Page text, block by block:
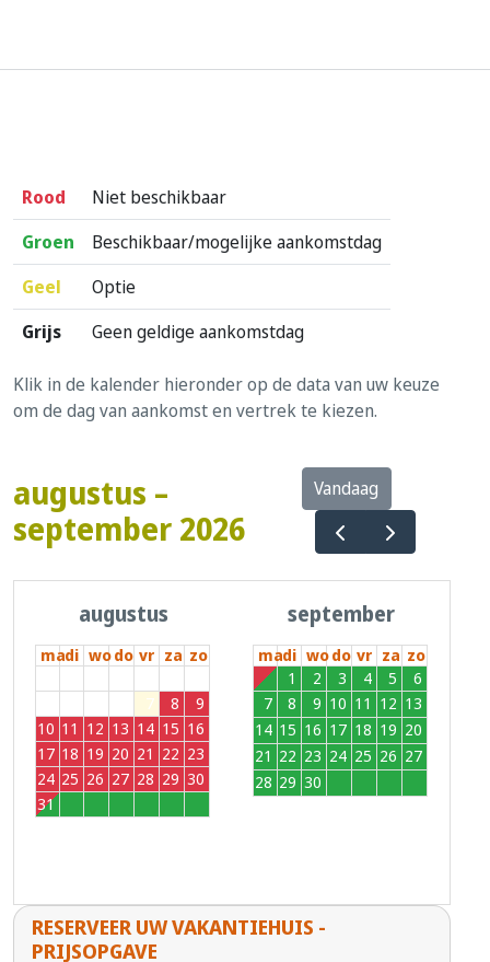
Rood
Niet beschikbaar
Groen
Beschikbaar/mogelijke aankomstdag
Geel
Optie
Grijs
Geen geldige aankomstdag
Klik in de kalender hieronder op de data van uw keuze
om de dag van aankomst en vertrek te kiezen.
augustus –
september 2026
Vandaag
augustus
madi wodo vr za zo
7 8
9
10 11 12 13 14 15 16
17 18 19 20 21 22 23
24 25 26 27 28 29 30
31
september
madi wodo vr za zo
31
1 2 3 4 5
6
7
8 9 10 11 12 13
14 15 16 17 18 19 20
21 22 23 24 25 26 27
28 29 30
RESERVEER UW VAKANTIEHUIS -
PRIJSOPGAVE